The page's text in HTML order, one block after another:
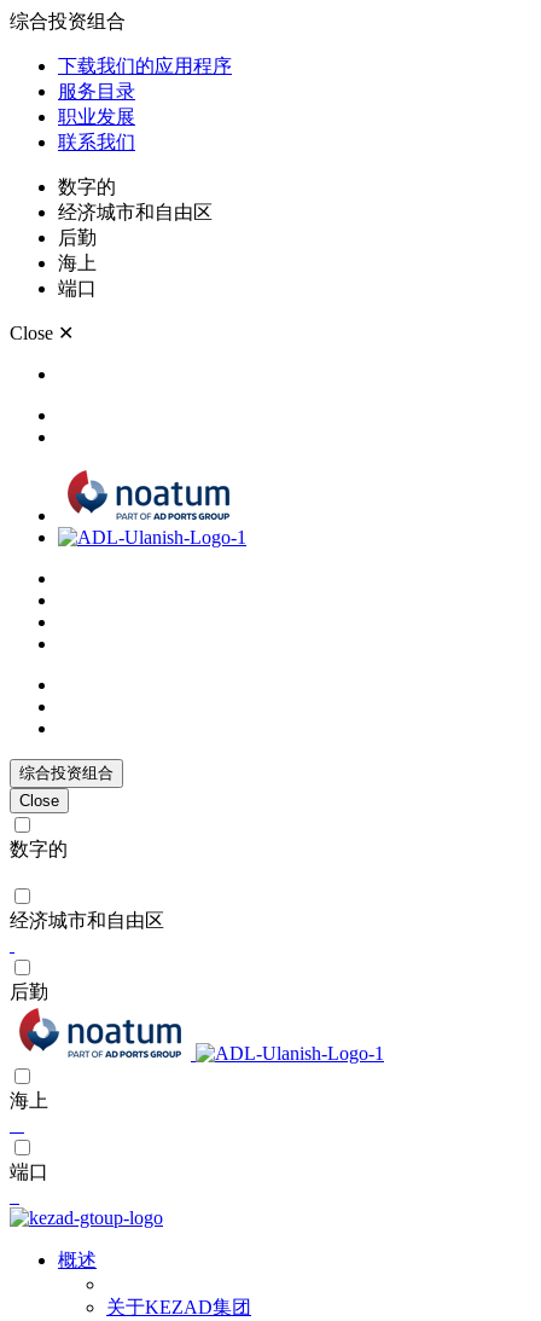
综合投资组合
下载我们的应用程序
服务目录
职业发展
联系我们
数字的
经济城市和自由区
后勤
海上
端口
Close ✕
综合投资组合
Close
数字的
经济城市和自由区
后勤
海上
端口
概述
关于KEZAD集团